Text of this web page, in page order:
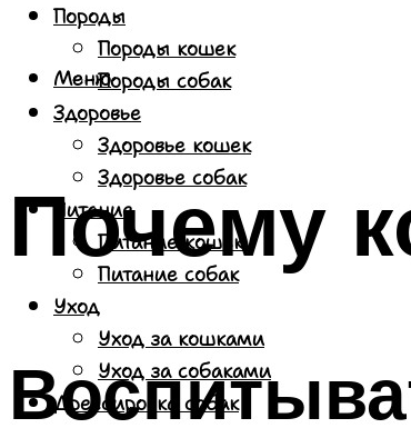
Породы
Породы кошек
Породы собак
Здоровье
Здоровье кошек
Здоровье собак
Питание
Питание кошек
Питание собак
Уход
Уход за кошками
Уход за собаками
Дрессировка собак
Меню
Почему